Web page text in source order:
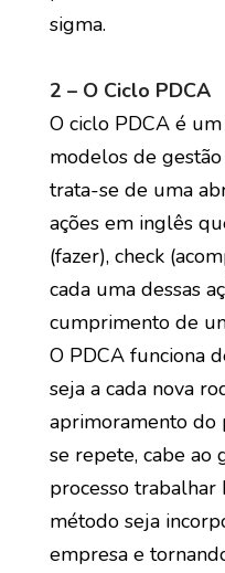
sigma.
2 – O Ciclo PDCA
O ciclo PDCA é
modelos de
trata-se de uma
ações em inglês
(fazer), check
cada uma dessas
cumprimento de
O PDCA funciona
seja a cada nova
aprimoramento do
se repete, cabe ao
processo trabalhar
método seja
empresa e